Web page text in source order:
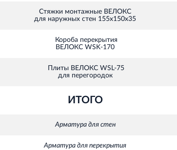
Стяжки монтажные ВЕЛОКС
для наружных стен 155х150х35
Короба перекрытия
ВЕЛОКС WSK-170
Плиты ВЕЛОКС WSL-75
для перегородок
ИТОГО
Арматура для стен
Арматура для перекрытия